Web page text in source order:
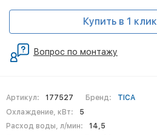
Артикул: 177527 Бренд:
TICA
Охлаждение, кВт:
5
Расход воды, л/мин:
14,5
Купить в 1 клик
Вопрос по монтажу